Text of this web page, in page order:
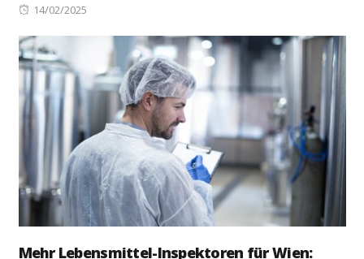
Posted
14/02/2025
Mehr Lebensmittel-Inspektoren für Wien: